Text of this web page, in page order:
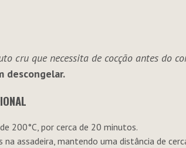
cru que necessita de cocção antes do
descongelar.
200°C, por cerca de 20 minutos.
assadeira, mantendo uma distância de